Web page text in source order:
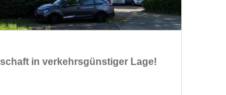
in verkehrsgünstiger Lage!